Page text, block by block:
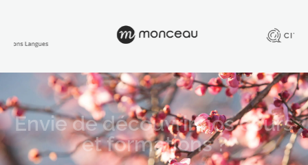
Envie de découvrir nos cours
et formations ?